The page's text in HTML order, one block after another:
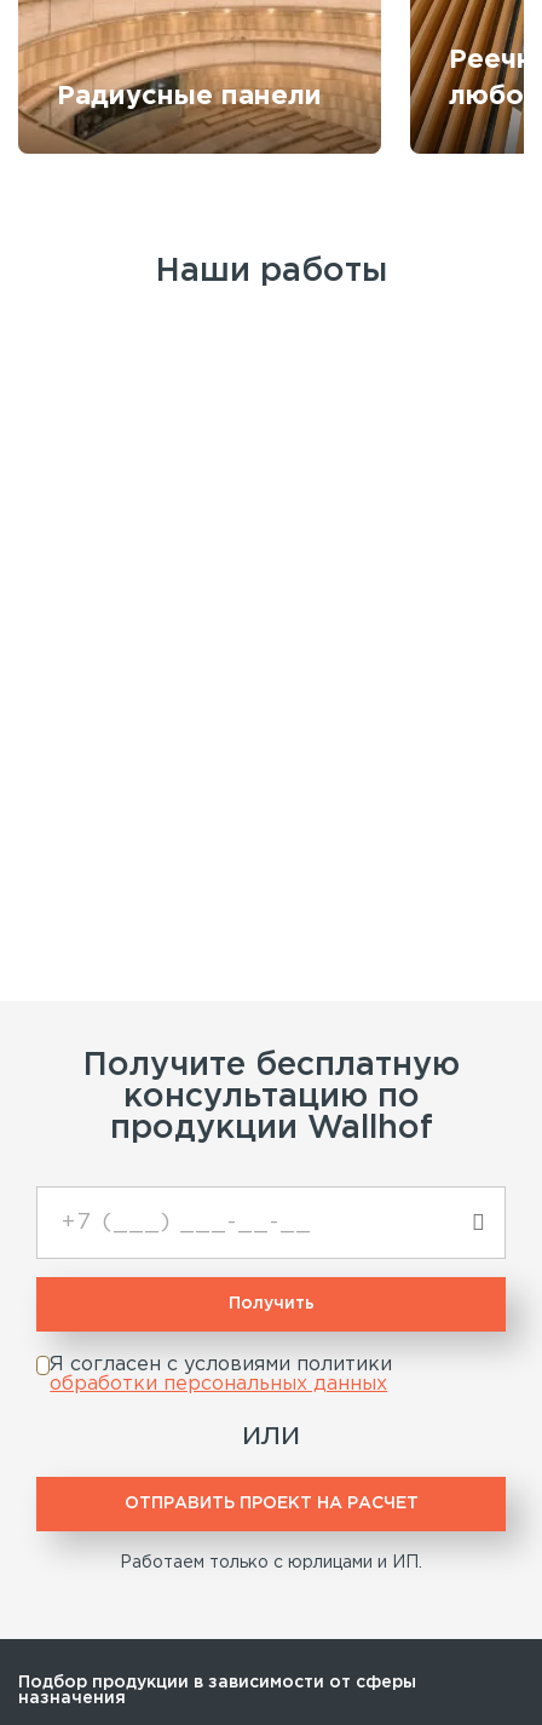
Радиусные панели
Наши работы
Получите бесплатную
консультацию по
продукции Wallhof
Я согласен с условиями политики
обработки персональных данных
или
ОТПРАВИТЬ ПРОЕКТ НА РАСЧЕТ
Работаем только с юрлицами и ИП.
Подбор продукции в зависимости от сферы
назначения